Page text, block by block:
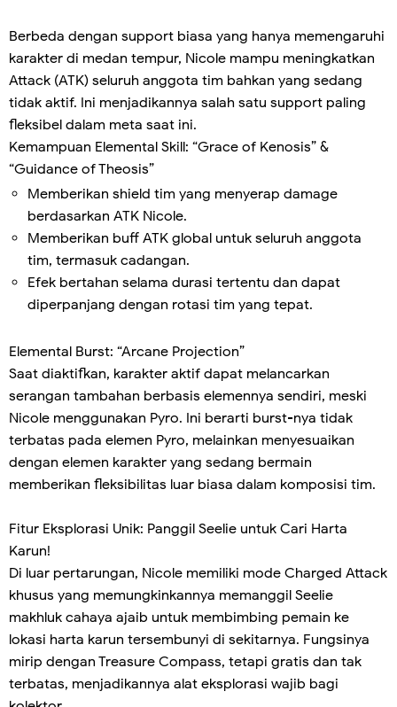
Berbeda dengan support biasa yang hanya memengaruhi
karakter di medan tempur, Nicole mampu meningkatkan
Attack (ATK) seluruh anggota tim bahkan yang sedang
tidak aktif. Ini menjadikannya salah satu support paling
fleksibel dalam meta saat ini.
Kemampuan Elemental Skill: “Grace of Kenosis” &
“Guidance of Theosis”
Memberikan shield tim yang menyerap damage
berdasarkan ATK Nicole.
Memberikan buff ATK global untuk seluruh anggota
tim, termasuk cadangan.
Efek bertahan selama durasi tertentu dan dapat
diperpanjang dengan rotasi tim yang tepat.
Elemental Burst: “Arcane Projection”
Saat diaktifkan, karakter aktif dapat melancarkan
serangan tambahan berbasis elemennya sendiri, meski
Nicole menggunakan Pyro. Ini berarti burst-nya tidak
terbatas pada elemen Pyro, melainkan menyesuaikan
dengan elemen karakter yang sedang bermain
memberikan fleksibilitas luar biasa dalam komposisi tim.
Fitur Eksplorasi Unik: Panggil Seelie untuk Cari Harta
Karun!
Di luar pertarungan, Nicole memiliki mode Charged Attack
khusus yang memungkinkannya memanggil Seelie
makhluk cahaya ajaib untuk membimbing pemain ke
lokasi harta karun tersembunyi di sekitarnya. Fungsinya
mirip dengan Treasure Compass, tetapi gratis dan tak
terbatas, menjadikannya alat eksplorasi wajib bagi